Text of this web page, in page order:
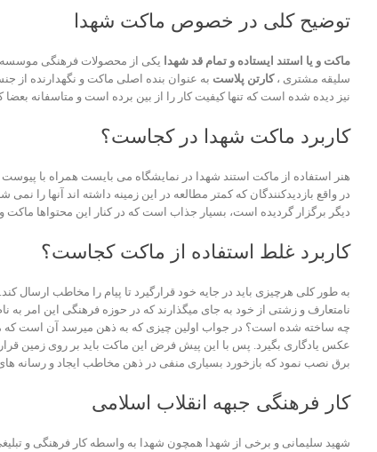
توضیح کلی در خصوص ماکت شهدا
ماکت و یا استند ایستاده و تمام قد شهدا یکی از محصولات فرهنگی موسسه
سلیقه مشتری ،کارتن پلاست به عنوان بنده اصلی ماکت و نگهدارنده از
نیز دیده شده است که تنها کیفیت کار را از بین برده است و متاسفانه
کاربرد ماکت شهدا در کجاست؟
هنر استفاده از ماکت استند شهدا در نمایشگاه می بایست همراه با
در واقع بازدیدکنندگان که کمتر مطالعه در این زمینه داشته اند آنها را
دیگر برگزار گردیده است، بسیار جذاب است که در کنار این محتواها ماکت
کاربرد غلط استفاده از ماکت کجاست؟
به طور کلی هرچیزی باید در جایه خود قرارگیرد تا پیام را مخاطب
نامتعارف و زشتی از خود به جای میگذارند که در حوزه فرهنگی این امر به
چه ساخته شده است؟ در جواب اولین چیزی که به ذهن میرسد آن است که
عکس یادگاری بگیرد. پس با این پیش فرض این ماکت باید بر روی زمین قرار
برق نصب نمود که بازخورد بسیاری منفی در ذهن مخاطب ایجاد و رسانه های
کار فرهنگی جبهه انقلاب اسلامی
شهید سلیمانی و برخی از شهدا همچون شهدا به واسطه کار فرهنگی و